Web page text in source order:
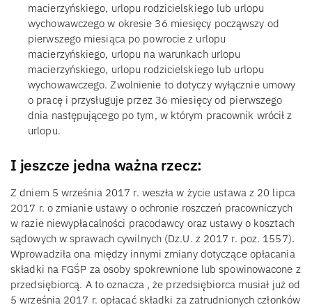
macierzyńskiego, urlopu rodzicielskiego lub urlopu
wychowawczego w okresie 36 miesięcy począwszy od
pierwszego miesiąca po powrocie z urlopu
macierzyńskiego, urlopu na warunkach urlopu
macierzyńskiego, urlopu rodzicielskiego lub urlopu
wychowawczego. Zwolnienie to dotyczy wyłącznie umowy
o pracę i przysługuje przez 36 miesięcy od pierwszego
dnia następującego po tym, w którym pracownik wrócił z
urlopu.
I jeszcze jedna ważna rzecz:
Z dniem 5 września 2017 r. weszła w życie ustawa z 20 lipca
2017 r. o zmianie ustawy o ochronie roszczeń pracowniczych
w razie niewypłacalności pracodawcy oraz ustawy o kosztach
sądowych w sprawach cywilnych (Dz.U. z 2017 r. poz. 1557).
Wprowadziła ona między innymi zmiany dotyczące opłacania
składki na FGŚP za osoby spokrewnione lub spowinowacone z
przedsiębiorcą. A to oznacza , że przedsiębiorca musiał już od
5 września 2017 r. opłacać składki za zatrudnionych członków